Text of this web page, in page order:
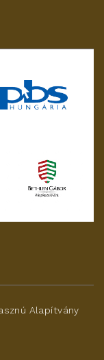
Alapítvány